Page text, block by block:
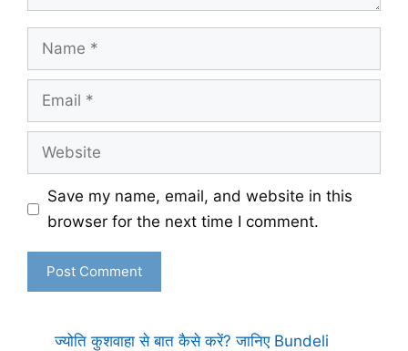
Name
Email
Website
Save my name, email, and website in this
browser for the next time I comment.
ज्योति कुशवाहा से बात कैसे करें? जानिए Bundeli